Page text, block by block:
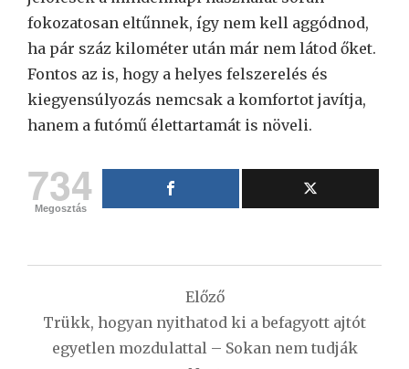
fokozatosan eltűnnek, így nem kell aggódnod,
ha pár száz kilométer után már nem látod őket.
Fontos az is, hogy a helyes felszerelés és
kiegyensúlyozás nemcsak a komfortot javítja,
hanem a futómű élettartamát is növeli.
734
Megosztás
navigáció
Előző
Trükk, hogyan nyithatod ki a befagyott ajtót
egyetlen mozdulattal – Sokan nem tudják